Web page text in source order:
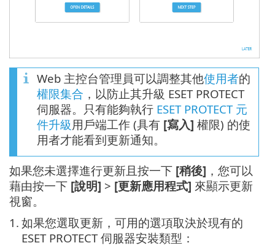
Web 主控台管理員可以調整其他使用者的
權限集合 ，以防止其升級 ESET PROTECT
伺服器。只有能夠執行 ESET PROTECT 元
件升級 用戶端工作 (具有 [寫入] 權限) 的使
用者才能看到更新通知。
如果您未選擇進行更新且按一下 [稍後] ，您可以
藉由按一下 [說明] > [更新應用程式] 來顯示更新
視窗。
1. 如果您選取更新，可用的選項取決於現有的
ESET PROTECT 伺服器安裝類型：